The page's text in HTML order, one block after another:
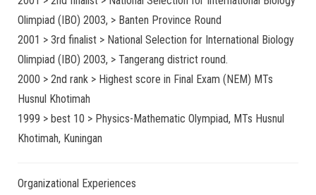
Olimpiad (IBO) 2003, > Banten Province Round
2001 > 3rd finalist > National Selection for International Biology
Olimpiad (IBO) 2003, > Tangerang district round.
2000 > 2nd rank > Highest score in Final Exam (NEM) MTs
Husnul Khotimah
1999 > best 10 > Physics-Mathematic Olympiad, MTs Husnul
Khotimah, Kuningan
Organizational Experiences